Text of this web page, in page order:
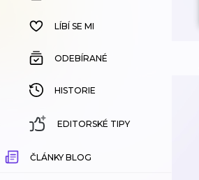
HISTORIE
LÍBÍ SE MI
ODEBÍRANÉ
HISTORIE
EDITORSKÉ TIPY
ČLÁNKY BLOG